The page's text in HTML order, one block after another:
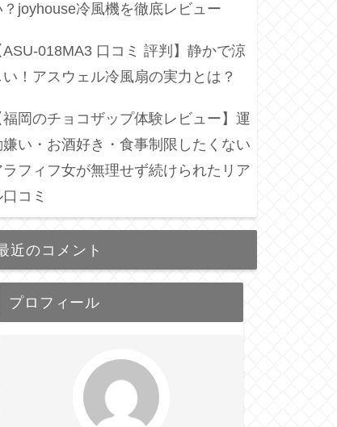
？joyhouse冷風機を徹底レビュー
ASU-018MA3 口コミ 評判】静かで涼
い！アスウェル冷風扇の実力とは？
福岡のチョコザップ体験レビュー】運
嫌い・お酒好き・食事制限したくない
ラフィフ女が無理せず続けられたリア
コミ
近のコメント
プロフィール